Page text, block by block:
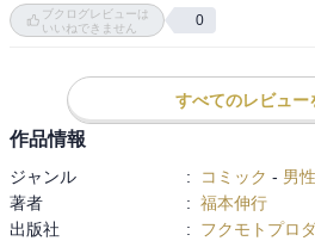
ブクログレビューは
いいねできません
0
すべてのレビュー
作品情報
ジャンル : コミック - 男
著者
: 福本伸行
出版社
:
フクモトプロ